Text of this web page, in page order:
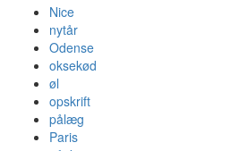
Nice
nytår
Odense
oksekød
øl
opskrift
pålæg
Paris